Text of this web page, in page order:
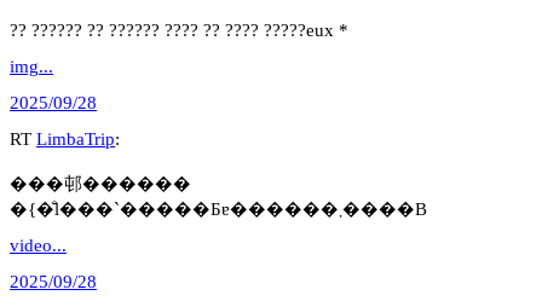
?? ?????? ?? ?????? ???? ?? ???? ?????eux *
img...
2025/09/28
RT LimbaTrip:
���邨������
�{�̐l���`�����Ƃɐ������܂����B
video...
2025/09/28